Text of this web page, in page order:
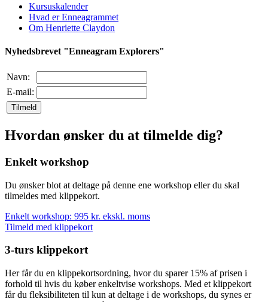
Kursuskalender
Hvad er Enneagrammet
Om Henriette Claydon
Nyhedsbrevet "Enneagram Explorers"
Navn:
E-mail:
Tilmeld
Hvordan ønsker du at tilmelde dig?
Enkelt workshop
Du ønsker blot at deltage på denne ene workshop eller du skal
tilmeldes med klippekort.
Enkelt workshop: 995 kr. ekskl. moms
Tilmeld med klippekort
3-turs klippekort
Her får du en klippekortsordning, hvor du sparer 15% af prisen i
forhold til hvis du køber enkeltvise workshops. Med et klippekort
får du fleksibiliteten til kun at deltage i de workshops, du synes er